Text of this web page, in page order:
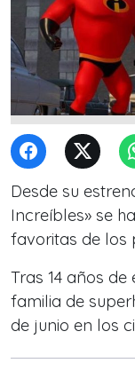
Desde su
Increíbles» se
favoritas de los
Tras 14 años
familia de
de junio en los